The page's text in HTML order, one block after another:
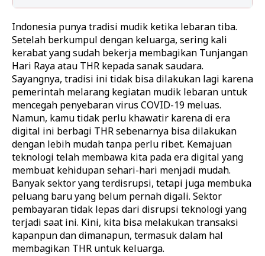
Indonesia punya tradisi mudik ketika lebaran tiba.
Setelah berkumpul dengan keluarga, sering kali
kerabat yang sudah bekerja membagikan Tunjangan
Hari Raya atau THR kepada sanak saudara.
Sayangnya, tradisi ini tidak bisa dilakukan lagi karena
pemerintah melarang kegiatan mudik lebaran untuk
mencegah penyebaran virus COVID-19 meluas.
Namun, kamu tidak perlu khawatir karena di era
digital ini berbagi THR sebenarnya bisa dilakukan
dengan lebih mudah tanpa perlu ribet. Kemajuan
teknologi telah membawa kita pada era digital yang
membuat kehidupan sehari-hari menjadi mudah.
Banyak sektor yang terdisrupsi, tetapi juga membuka
peluang baru yang belum pernah digali. Sektor
pembayaran tidak lepas dari disrupsi teknologi yang
terjadi saat ini. Kini, kita bisa melakukan transaksi
kapanpun dan dimanapun, termasuk dalam hal
membagikan THR untuk keluarga.